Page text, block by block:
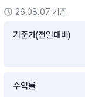
26.08.07 기준
기준가(전일대비)
수익률
ETF 랭킹
월배당 포트